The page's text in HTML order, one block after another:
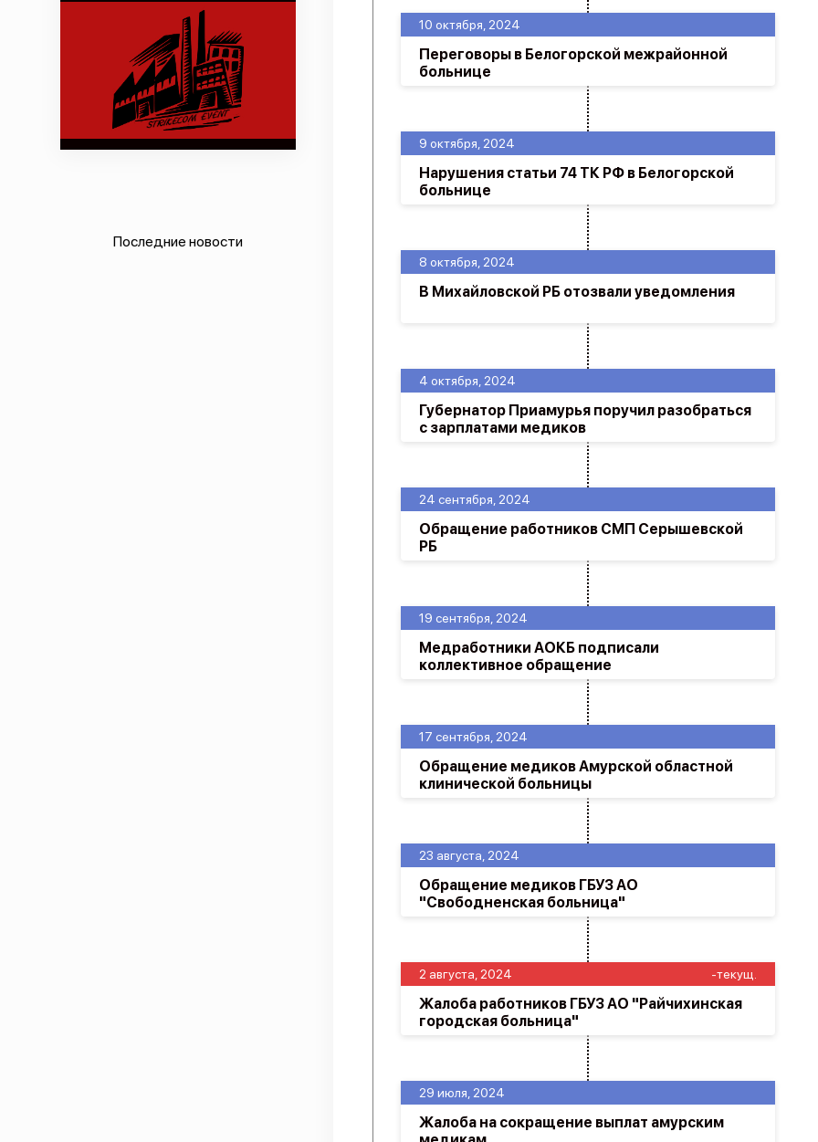
Последние новости
29 июля, 2024
Жалоба на сокращение выплат амурским
2 августа, 2024 -текущ.
Жалоба работников ГБУЗ АО "Райчихинская
городская больница"
23 августа, 2024
Обращение медиков ГБУЗ АО
"Свободненская больница"
17 сентября, 2024
Обращение медиков Амурской областной
клинической больницы
19 сентября, 2024
Медработники АОКБ подписали
коллективное обращение
24 сентября, 2024
Обращение работников СМП Серышевской
РБ
4 октября, 2024
Губернатор Приамурья поручил разобраться
с зарплатами медиков
8 октября, 2024
В Михайловской РБ отозвали уведомления
9 октября, 2024
Нарушения статьи 74 ТК РФ в Белогорской
больнице
10 октября, 2024
Переговоры в Белогорской межрайонной
больнице